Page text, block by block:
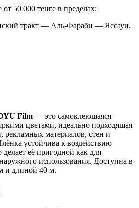
от 50 000 тенге в пределах:
тракт — Аль-Фараби — Яссауи.
Film — это самоклеющаяся
цветами, идеально подходящая
рекламных материалов, стен и
устойчива к воздействию
её пригодной как для
использования. Доступна в
и длиной 40 м.